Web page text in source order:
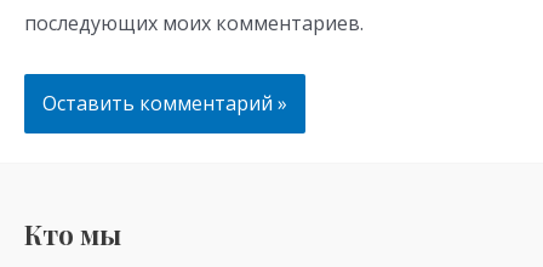
последующих моих комментариев.
Кто мы